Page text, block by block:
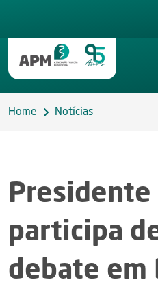
Home Notícias
Presidente
participa
debate em